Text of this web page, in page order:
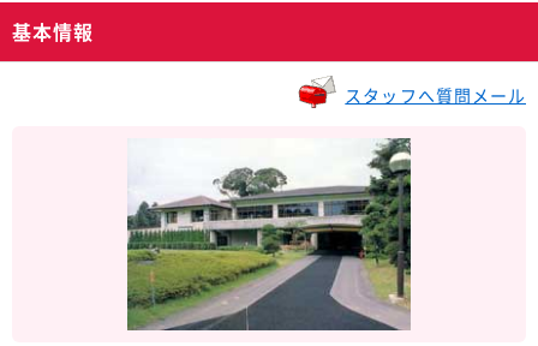
基本情報
スタッフへ質問メール